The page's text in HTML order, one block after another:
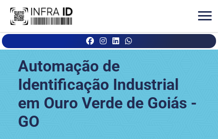
Automação de
Identificação Industrial
em Ouro Verde de Goiás -
GO